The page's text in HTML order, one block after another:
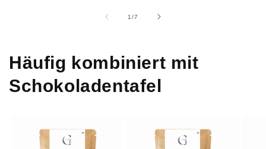
1/von
7
Häufig kombiniert mit
Schokoladentafel